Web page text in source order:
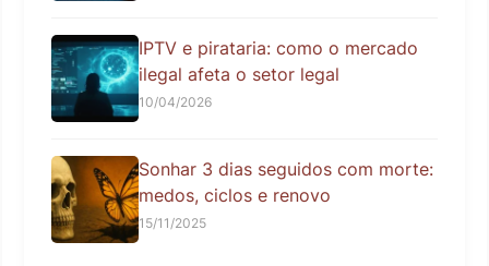
IPTV e pirataria: como o mercado
ilegal afeta o setor legal
10/04/2026
Sonhar 3 dias seguidos com morte:
medos, ciclos e renovo
15/11/2025